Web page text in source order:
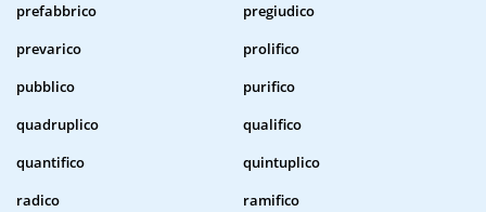
prefabbrico
pregiudico
prevarico
prolifico
pubblico
purifico
quadruplico
qualifico
quantifico
quintuplico
radico
ramifico